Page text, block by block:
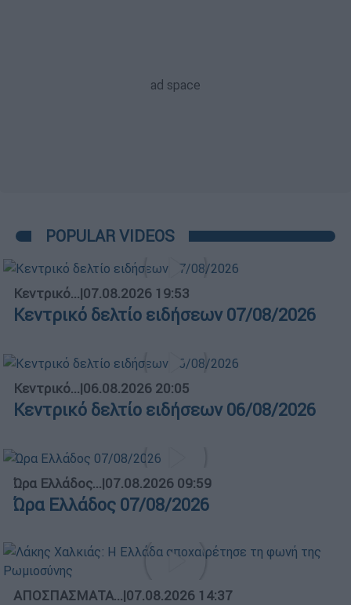
POPULAR VIDEOS
Κεντρικό...|07.08.2026 19:53
Κεντρικό δελτίο ειδήσεων 07/08/2026
Κεντρικό...|06.08.2026 20:05
Κεντρικό δελτίο ειδήσεων 06/08/2026
Ώρα Ελλάδος...|07.08.2026 09:59
Ώρα Ελλάδος 07/08/2026
ΑΠΟΣΠΑΣΜΑΤΑ...|07.08.2026 14:37